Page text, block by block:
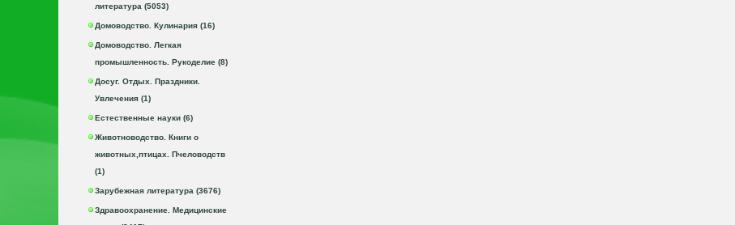
литература (5053)
Домоводство. Кулинария (16)
Домоводство. Легкая
промышленность. Рукоделие (8)
Досуг. Отдых. Праздники.
Увлечения (1)
Естественные науки (6)
Животноводство. Книги о
животных,птицах. Пчеловодств
(1)
Зарубежная литература (3676)
Здравоохранение. Медицинские